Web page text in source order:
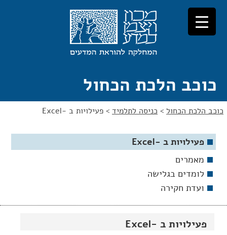
לתוכן
לניווט
כוכב הלכת הכחול
כוכב הלכת הכחול > כניסה לתלמיד > פעילויות ב -Excel
פעילויות ב -Excel
פעילויות ב -Excel
מאמרים
לומדים בגלישה
ועדת חקירה